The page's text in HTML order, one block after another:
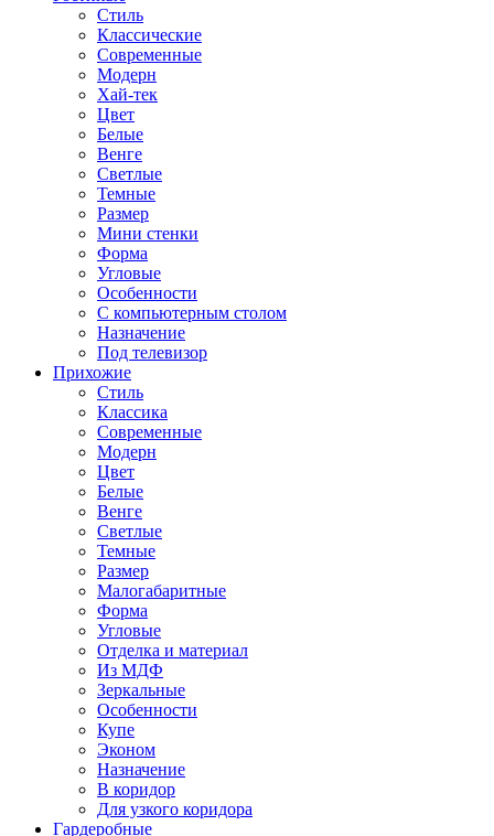
Стиль
Классические
Современные
Модерн
Хай-тек
Цвет
Белые
Венге
Светлые
Темные
Размер
Мини стенки
Форма
Угловые
Особенности
С компьютерным столом
Назначение
Под телевизор
Прихожие
Стиль
Классика
Современные
Модерн
Цвет
Белые
Венге
Светлые
Темные
Размер
Малогабаритные
Форма
Угловые
Отделка и материал
Из МДФ
Зеркальные
Особенности
Купе
Эконом
Назначение
В коридор
Для узкого коридора
Гардеробные